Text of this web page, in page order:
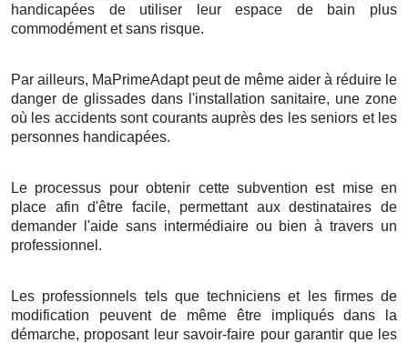
handicapées de utiliser leur espace de bain plus
commodément et sans risque.
Par ailleurs, MaPrimeAdapt peut de même aider à réduire le
danger de glissades dans l'installation sanitaire, une zone
où les accidents sont courants auprès des les seniors et les
personnes handicapées.
Le processus pour obtenir cette subvention est mise en
place afin d'être facile, permettant aux destinataires de
demander l'aide sans intermédiaire ou bien à travers un
professionnel.
Les professionnels tels que techniciens et les firmes de
modification peuvent de même être impliqués dans la
démarche, proposant leur savoir-faire pour garantir que les